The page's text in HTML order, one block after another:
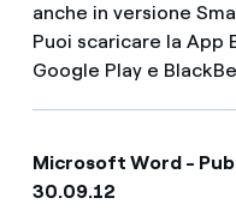
anche in versione
Puoi scaricare la
Google Play e
Microsoft Word -
30.09.12